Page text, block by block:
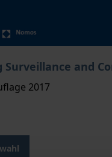
Surveillance and
Titels richtet sich
2017